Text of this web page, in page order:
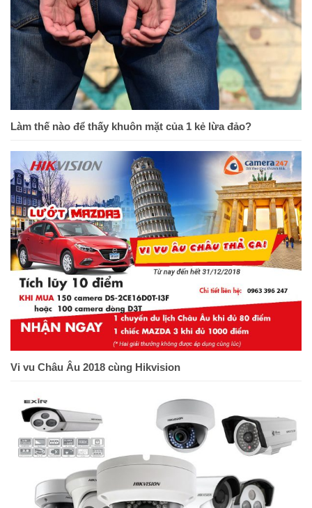
Làm thế nào để thấy khuôn mặt của 1 kẻ lừa đảo?
Vi vu Châu Âu 2018 cùng Hikvision